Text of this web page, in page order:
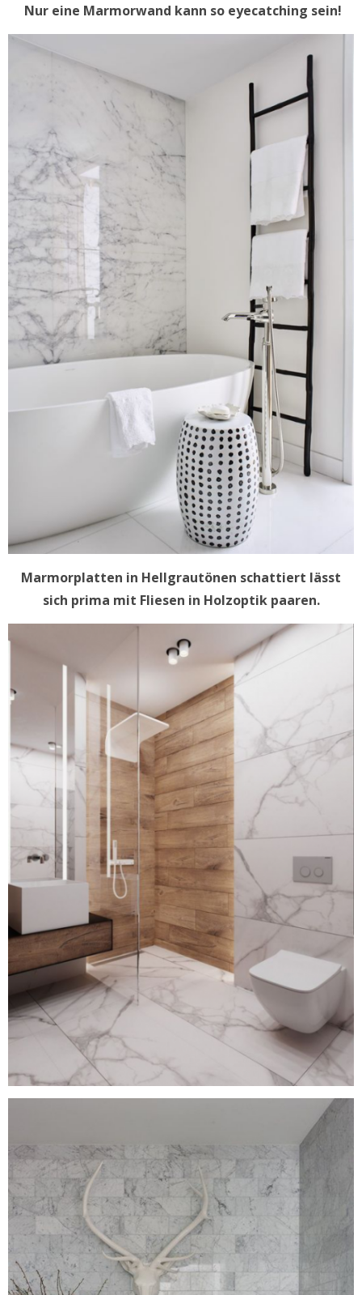
Nur eine Marmorwand kann so eyecatching sein!
Marmorplatten in Hellgrautönen schattiert lässt
sich prima mit Fliesen in Holzoptik paaren.